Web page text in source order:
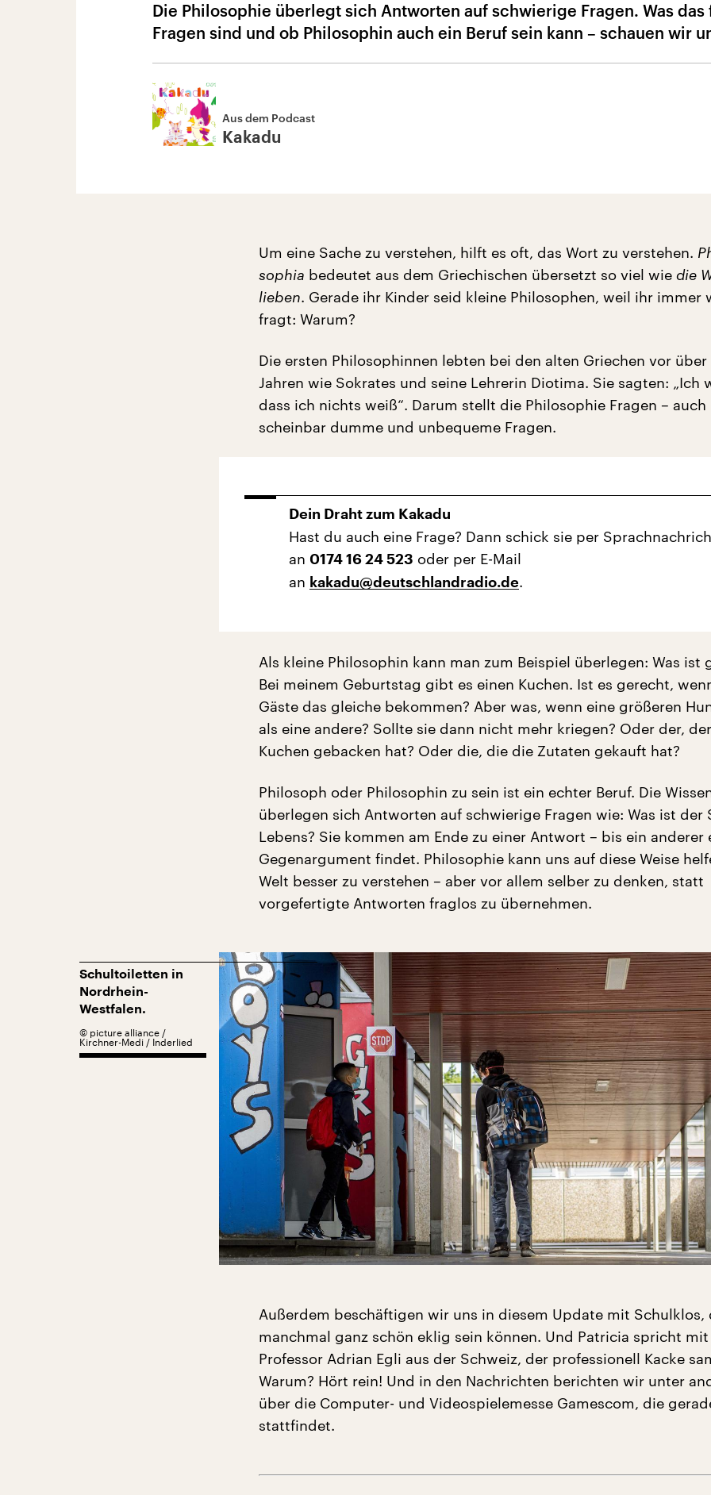
Die Philosophie überlegt sich Antworten auf schwierige Fragen. Was das
Fragen sind und ob Philosophin auch ein Beruf sein kann – schauen wir
Aus dem Podcast
Kakadu
Um eine Sache zu verstehen, hilft es oft, das Wort zu verstehen.
sophia bedeutet aus dem Griechischen übersetzt so viel wie die
lieben. Gerade ihr Kinder seid kleine Philosophen, weil ihr immer
fragt: Warum?
Die ersten Philosophinnen lebten bei den alten Griechen vor
Jahren wie Sokrates und seine Lehrerin Diotima. Sie sagten: „Ich
dass ich nichts weiß“. Darum stellt die Philosophie Fragen – auch
scheinbar dumme und unbequeme Fragen.
Dein Draht zum Kakadu
Hast du auch eine Frage? Dann schick sie per
an 0174 16 24 523 oder per E-Mail
an kakadu@deutschlandradio.de.
Als kleine Philosophin kann man zum Beispiel überlegen: Was ist
Bei meinem Geburtstag gibt es einen Kuchen. Ist es gerecht,
Gäste das gleiche bekommen? Aber was, wenn eine größeren
als eine andere? Sollte sie dann nicht mehr kriegen? Oder der,
Kuchen gebacken hat? Oder die, die die Zutaten gekauft hat?
Philosoph oder Philosophin zu sein ist ein echter Beruf. Die
überlegen sich Antworten auf schwierige Fragen wie: Was ist der
Lebens? Sie kommen am Ende zu einer Antwort – bis ein anderer
Gegenargument findet. Philosophie kann uns auf diese Weise
Welt besser zu verstehen – aber vor allem selber zu denken, statt
vorgefertigte Antworten fraglos zu übernehmen.
Schultoiletten in
Nordrhein-
Westfalen.
© picture alliance /
Kirchner-Medi / Inderlied
Außerdem beschäftigen wir uns in diesem Update mit Schulklos,
manchmal ganz schön eklig sein können. Und Patricia spricht mit
Professor Adrian Egli aus der Schweiz, der professionell Kacke
Warum? Hört rein! Und in den Nachrichten berichten wir unter
über die Computer- und Videospielemesse Gamescom, die
stattfindet.